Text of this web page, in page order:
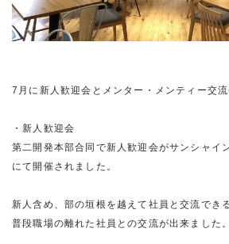
7月に新人歓迎会とメンター・メンティー交流
・新人歓迎会
第二開発本部合同で新人歓迎会がサンシャイ
にて開催されました。
新人含め、部の垣根を越えて社員と交流でき
普段職場の離れた社員との交流が出来ました。